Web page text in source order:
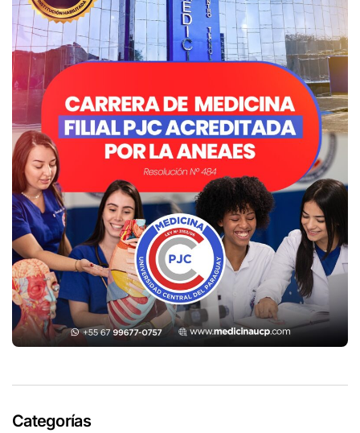
Categorías